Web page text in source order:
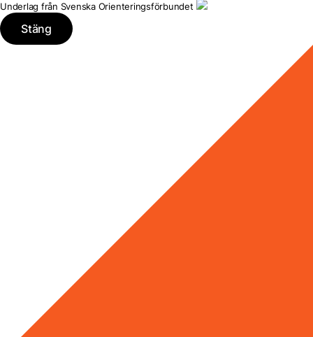
Underlag från Svenska Orienteringsförbundet
Stäng